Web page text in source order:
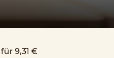
9,31 €